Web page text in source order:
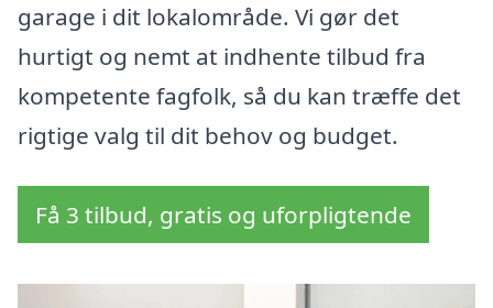
garage i dit lokalområde. Vi gør det
hurtigt og nemt at indhente tilbud fra
kompetente fagfolk, så du kan træffe det
rigtige valg til dit behov og budget.
Få 3 tilbud, gratis og uforpligtende